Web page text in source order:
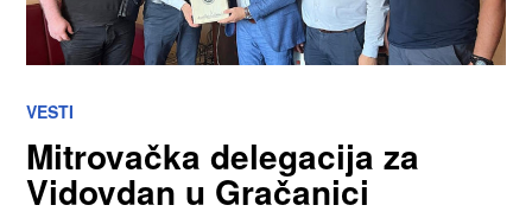
VESTI
Mitrovačka delegacija za
Vidovdan u Gračanici